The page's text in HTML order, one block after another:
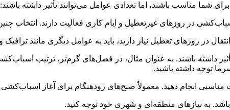
شما مناسب باشند، اما تعدادی عوامل می‌توانند تأثیر داشته باشند:
در روزهای غیرتعطیل و ایام کاری فعالیت دارند. انتخاب
در روزهای تعطیل نیاز دارید، باید به عوامل دیگری مانند
داشته باشند. به عنوان مثال، در فصل‌های گرم‌تر، ترتیب
توجه داشته باشید.
انجام دهید. معمولاً صبح‌های زودهنگام برای آغاز
به نیازهای منطقه‌ای و شهری خود توجه کنید.